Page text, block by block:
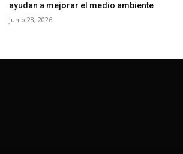
ayudan a mejorar el medio ambiente
junio 28, 2026